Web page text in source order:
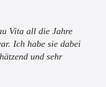
Vita all die Jahre
Ich habe sie dabei
und sehr